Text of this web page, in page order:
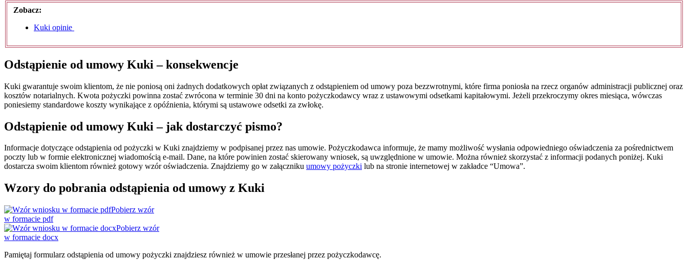
Zobacz:
Kuki opinie
Odstąpienie od umowy Kuki – konsekwencje
Kuki gwarantuje swoim klientom, że nie poniosą oni żadnych dodatkowych opłat związanych z odstąpieniem od umowy poza bezzwrotnymi, które firma poniosła na rzecz organów administracji publicznej oraz
kosztów notarialnych. Kwota pożyczki powinna zostać zwrócona w terminie 30 dni na konto pożyczkodawcy wraz z ustawowymi odsetkami kapitałowymi. Jeżeli przekroczymy okres miesiąca, wówczas
poniesiemy standardowe koszty wynikające z opóźnienia, którymi są ustawowe odsetki za zwłokę.
Odstąpienie od umowy Kuki – jak dostarczyć pismo?
Informacje dotyczące odstąpienia od pożyczki w Kuki znajdziemy w podpisanej przez nas umowie. Pożyczkodawca informuje, że mamy możliwość wysłania odpowiedniego oświadczenia za pośrednictwem
poczty lub w formie elektronicznej wiadomością e-mail. Dane, na które powinien zostać skierowany wniosek, są uwzględnione w umowie. Można również skorzystać z informacji podanych poniżej. Kuki
dostarcza swoim klientom również gotowy wzór oświadczenia. Znajdziemy go w załączniku umowy pożyczki lub na stronie internetowej w zakładce “Umowa”.
Wzory do pobrania odstąpienia od umowy z Kuki
Pobierz wzór
w formacie pdf
Pobierz wzór
w formacie docx
Pamiętaj formularz odstąpienia od umowy pożyczki znajdziesz również w umowie przesłanej przez pożyczkodawcę.